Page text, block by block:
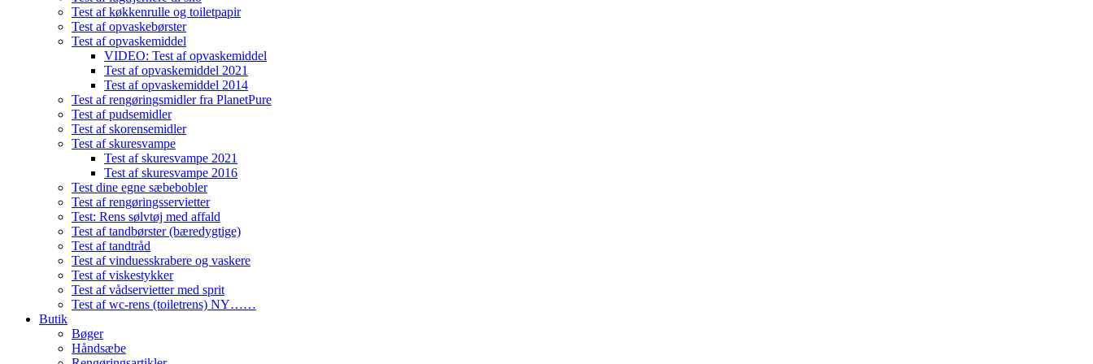
Test af køkkenrulle og toiletpapir
Test af opvaskebørster
Test af opvaskemiddel
VIDEO: Test af opvaskemiddel
Test af opvaskemiddel 2021
Test af opvaskemiddel 2014
Test af rengøringsmidler fra PlanetPure
Test af pudsemidler
Test af skorensemidler
Test af skuresvampe
Test af skuresvampe 2021
Test af skuresvampe 2016
Test dine egne sæbebobler
Test af rengøringsservietter
Test: Rens sølvtøj med affald
Test af tandbørster (bæredygtige)
Test af tandtråd
Test af vinduesskrabere og vaskere
Test af viskestykker
Test af vådservietter med sprit
Test af wc-rens (toiletrens) NY……
Butik
Bøger
Håndsæbe